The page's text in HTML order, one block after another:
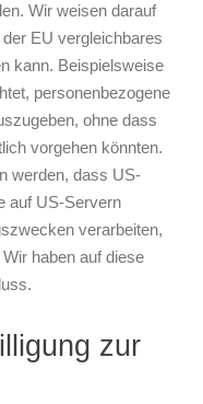
Wir weisen darauf
EU vergleichbares
kann. Beispielsweise
personenbezogene
ohne dass
vorgehen könnten.
werden, dass US-
auf US-Servern
verarbeiten,
haben auf diese
zur